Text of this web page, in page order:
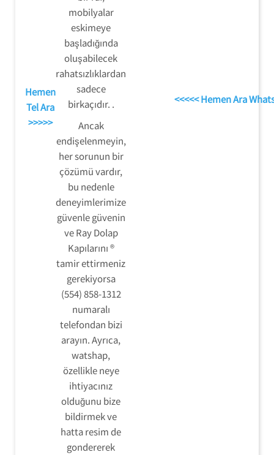
Hemen
Tel Ara
>>>>>
mobilyalar
eskimeye
başladığında
oluşabilecek
rahatsızlıklardan
sadece
birkaçıdır. .
Ancak
endişelenmeyin,
her sorunun bir
çözümü vardır,
bu nedenle
deneyimlerimize
güvenle güvenin
ve Ray Dolap
Kapılarını ®
tamir ettirmeniz
gerekiyorsa
(554) 858-1312
numaralı
telefondan bizi
arayın. Ayrıca,
watshap,
özellikle neye
ihtiyacınız
olduğunu bize
bildirmek ve
hatta resim de
gondererek
<<<<< Hemen Ara